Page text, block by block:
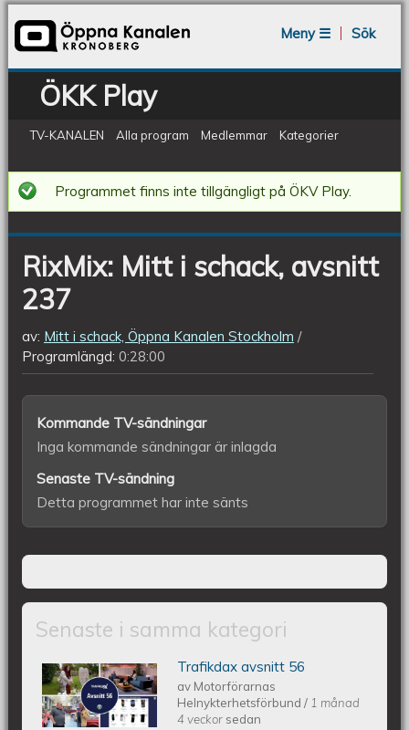
Meny ☰
Sök
ÖKK Play
TV-KANALEN Alla program Medlemmar Kategorier
RixMix:
Mitt
i
schack,
avsnitt
237
Programmet finns inte tillgängligt på ÖKV Play.
RixMix: Mitt i schack, avsnitt
237
av: Mitt i schack, Öppna Kanalen Stockholm
Programlängd: 0:28:00
Kommande TV-sändningar
Inga kommande sändningar är inlagda
Senaste TV-sändning
Detta programmet har inte sänts
Senaste i samma kategori
Trafikdax - Avsnitt 56
Trafikdax avsnitt 56
av Motorförarnas
Helnykterhetsförbund/ 1 månad
4 veckor sedan